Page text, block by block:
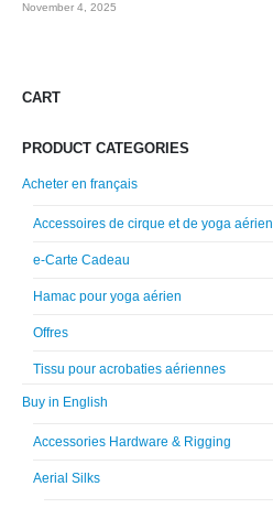
November 4, 2025
CART
PRODUCT CATEGORIES
Acheter en français
Accessoires de cirque et de yoga aérien
e-Carte Cadeau
Hamac pour yoga aérien
Offres
Tissu pour acrobaties aériennes
Buy in English
Accessories Hardware & Rigging
Aerial Silks